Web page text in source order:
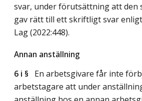
svar, under förutsättning att den
gav rätt till ett skriftligt svar
Lag (2022:448).
Annan anställning
6 i § En arbetsgivare får inte
arbetstagare att under